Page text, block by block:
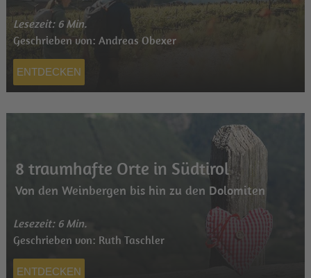
Lesezeit: 6 Min.
Geschrieben von: Andreas Obexer
ENTDECKEN
8 traumhafte Orte in Südtirol
Von den Weinbergen bis hin zu den Dolomiten
Lesezeit: 6 Min.
Geschrieben von: Ruth Taschler
ENTDECKEN